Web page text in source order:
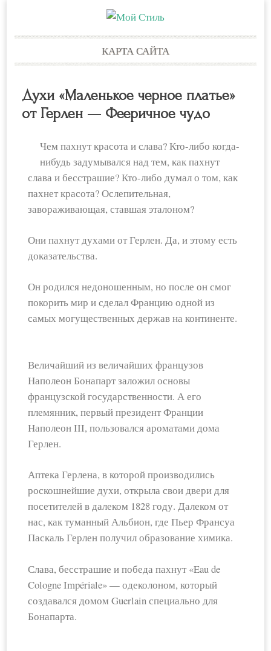
to
КАРТА САЙТА
Духи «Маленькое черное платье»
от Герлен — Фееричное чудо
Чем пахнут красота и слава? Кто-либо когда-
нибудь задумывался над тем, как пахнут
слава и бесстрашие? Кто-либо думал о том, как
пахнет красота? Ослепительная,
завораживающая, ставшая эталоном?
Они пахнут духами от Герлен. Да, и этому есть
доказательства.
Он родился недоношенным, но после он смог
покорить мир и сделал Францию одной из
самых могущественных держав на континенте.
Величайший из величайших французов
Наполеон Бонапарт заложил основы
французской государственности. А его
племянник, первый президент Франции
Наполеон III, пользовался ароматами дома
Герлен.
Аптека Герлена, в которой производились
роскошнейшие духи, открыла свои двери для
посетителей в далеком 1828 году. Далеком от
нас, как туманный Альбион, где Пьер Франсуа
Паскаль Герлен получил образование химика.
Слава, бесстрашие и победа пахнут «Eau de
Cologne Impériale» — одеколоном, который
создавался домом Guerlain специально для
Бонапарта.